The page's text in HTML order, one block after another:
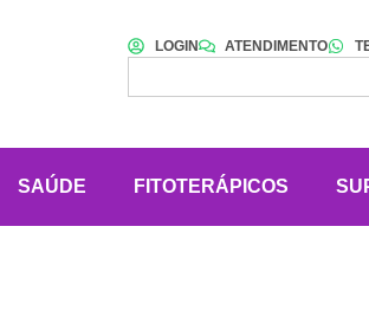
LOGIN ATENDIMENTO
SAÚDE FITOTERÁPICOS